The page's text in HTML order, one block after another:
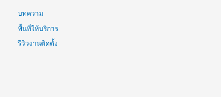
r
:
บทความ
พื้นที่ให้บริการ
รีวิวงานติดตั้ง